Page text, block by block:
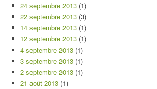
24 septembre 2013 (1)
22 septembre 2013 (3)
14 septembre 2013 (1)
12 septembre 2013 (1)
4 septembre 2013 (1)
3 septembre 2013 (1)
2 septembre 2013 (1)
21 août 2013 (1)